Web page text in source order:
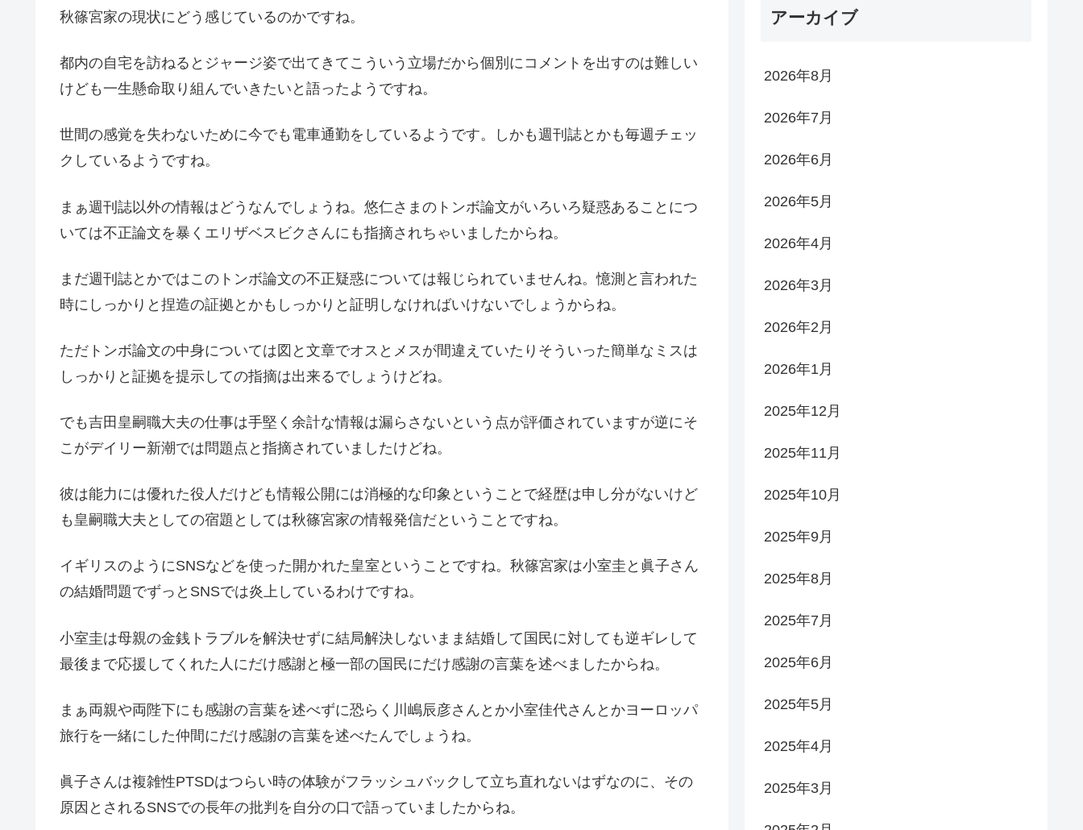
秋篠宮家の現状にどう感じているのかですね。
都内の自宅を訪ねるとジャージ姿で出てきてこういう立場だから個別にコメントを出すのは難しい
けども一生懸命取り組んでいきたいと語ったようですね。
世間の感覚を失わないために今でも電車通勤をしているようです。しかも週刊誌とかも毎週チェッ
クしているようですね。
まぁ週刊誌以外の情報はどうなんでしょうね。悠仁さまのトンボ論文がいろいろ疑惑あることにつ
いては不正論文を暴くエリザベスビクさんにも指摘されちゃいましたからね。
まだ週刊誌とかではこのトンボ論文の不正疑惑については報じられていませんね。憶測と言われた
時にしっかりと捏造の証拠とかもしっかりと証明しなければいけないでしょうからね。
ただトンボ論文の中身については図と文章でオスとメスが間違えていたりそういった簡単なミスは
しっかりと証拠を提示しての指摘は出来るでしょうけどね。
でも吉田皇嗣職大夫の仕事は手堅く余計な情報は漏らさないという点が評価されていますが逆にそ
こがデイリー新潮では問題点と指摘されていましたけどね。
彼は能力には優れた役人だけども情報公開には消極的な印象ということで経歴は申し分がないけど
も皇嗣職大夫としての宿題としては秋篠宮家の情報発信だということですね。
イギリスのようにSNSなどを使った開かれた皇室ということですね。秋篠宮家は小室圭と眞子さん
の結婚問題でずっとSNSでは炎上しているわけですね。
小室圭は母親の金銭トラブルを解決せずに結局解決しないまま結婚して国民に対しても逆ギレして
最後まで応援してくれた人にだけ感謝と極一部の国民にだけ感謝の言葉を述べましたからね。
まぁ両親や両陛下にも感謝の言葉を述べずに恐らく川嶋辰彦さんとか小室佳代さんとかヨーロッパ
旅行を一緒にした仲間にだけ感謝の言葉を述べたんでしょうね。
眞子さんは複雑性PTSDはつらい時の体験がフラッシュバックして立ち直れないはずなのに、その
原因とされるSNSでの長年の批判を自分の口で語っていましたからね。
アーカイブ
2026年8月
2026年7月
2026年6月
2026年5月
2026年4月
2026年3月
2026年2月
2026年1月
2025年12月
2025年11月
2025年10月
2025年9月
2025年8月
2025年7月
2025年6月
2025年5月
2025年4月
2025年3月